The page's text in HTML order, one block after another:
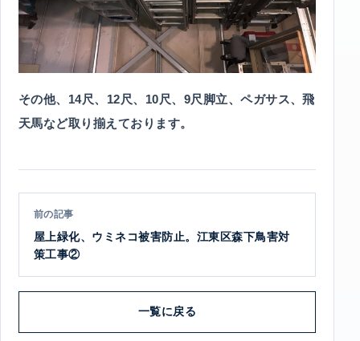
その他、14尺、12尺、10尺、9尺脚立、ペガサス、飛
天馬など取り揃えております。
前の記事
屋上緑化、ウミネコ被害防止。江東区森下鳥害対
策工事②
一覧に戻る